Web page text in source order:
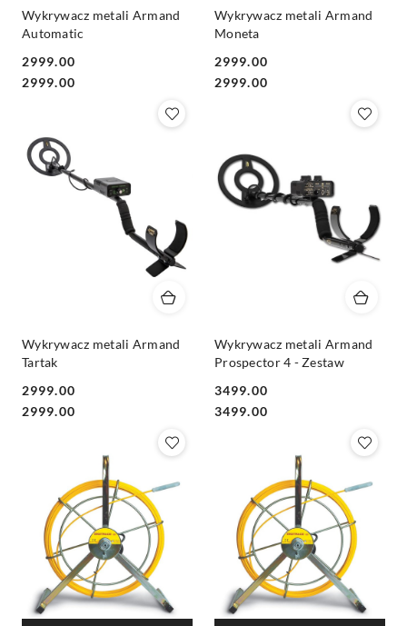
Wykrywacz metali Armand
Automatic
Cena:
2999.00
Cena:
2999.00
Wykrywacz metali Armand
Moneta
Cena:
2999.00
Cena:
2999.00
Wykrywacz metali Armand
Tartak
Cena:
2999.00
Cena:
2999.00
Wykrywacz metali Armand
Prospector 4 - Zestaw
Cena:
3499.00
Cena:
3499.00